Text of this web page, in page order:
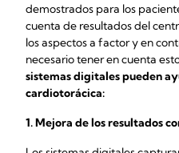
demostrados para los
cuenta de resultados del
los aspectos a factor y en
necesario tener en cuenta
sistemas digitales pueden
cardiotorácica:
1. Mejora de los resultados